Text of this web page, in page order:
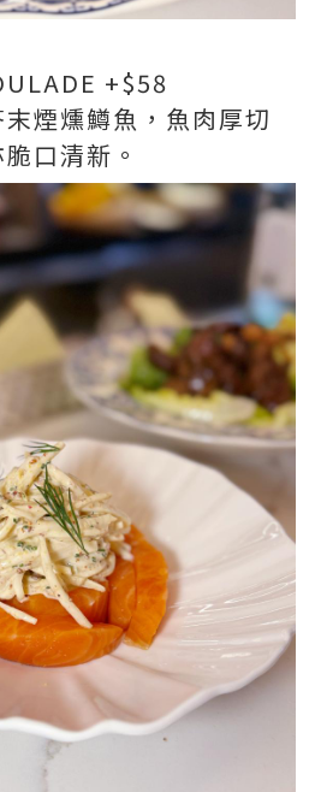
+$58
煙燻鱒魚，魚肉厚切
口清新。